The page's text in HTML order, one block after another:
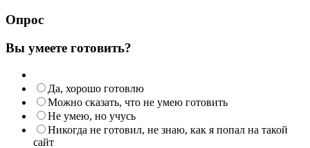
Опрос
Вы умеете готовить?
Да, хорошо готовлю
Можно сказать, что не умею готовить
Не умею, но учусь
Никогда не готовил, не знаю, как я попал на такой
сайт